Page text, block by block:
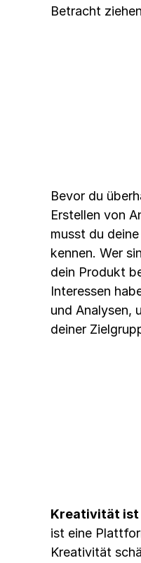
Betracht
Bevor du
Erstellen von
musst du
kennen. Wer
dein Produkt
Interessen
und Analysen,
deiner
Kreativität ist
ist eine
Kreativität